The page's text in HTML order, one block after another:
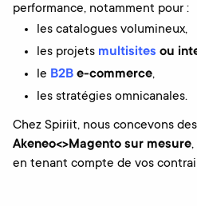
performance, notamment pour :
les catalogues volumineux,
les projets multisites ou
le B2B e-commerce,
les stratégies omnicanales.
Chez Spiriit, nous concevons des
Akeneo<>Magento sur mesure
en tenant compte de vos